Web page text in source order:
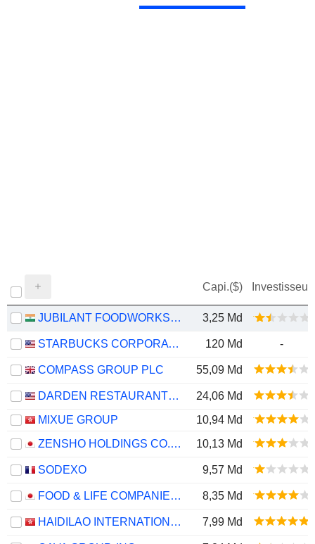
Capi.($) Investisseur
JUBILANT FOODWORKS LIMITED 3,25 Md
STARBUCKS CORPORATION 120 Md -
COMPASS GROUP PLC 55,09 Md
DARDEN RESTAURANTS, INC.
24,06 Md
MIXUE GROUP
10,94 Md
ZENSHO HOLDINGS CO., LTD.
10,13 Md
SODEXO 9,57 Md
FOOD & LIFE COMPANIES LTD. 8,35 Md
HAIDILAO INTERNATIONAL HOLDING LTD. 7,99 Md